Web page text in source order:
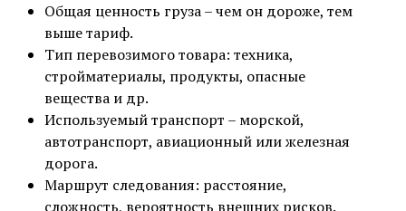
Общая ценность груза – чем он дороже, тем
выше тариф.
Тип перевозимого товара: техника,
стройматериалы, продукты, опасные
вещества и др.
Используемый транспорт – морской,
автотранспорт, авиационный или железная
дорога.
Маршрут следования: расстояние,
сложность, вероятность внешних рисков.